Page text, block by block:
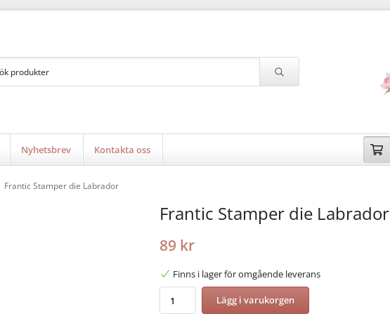
Nyhetsbrev Kontakta oss
Frantic Stamper die Labrador
Frantic Stamper die Labrador
89 kr
Finns i lager för omgående leverans
Lägg i varukorgen